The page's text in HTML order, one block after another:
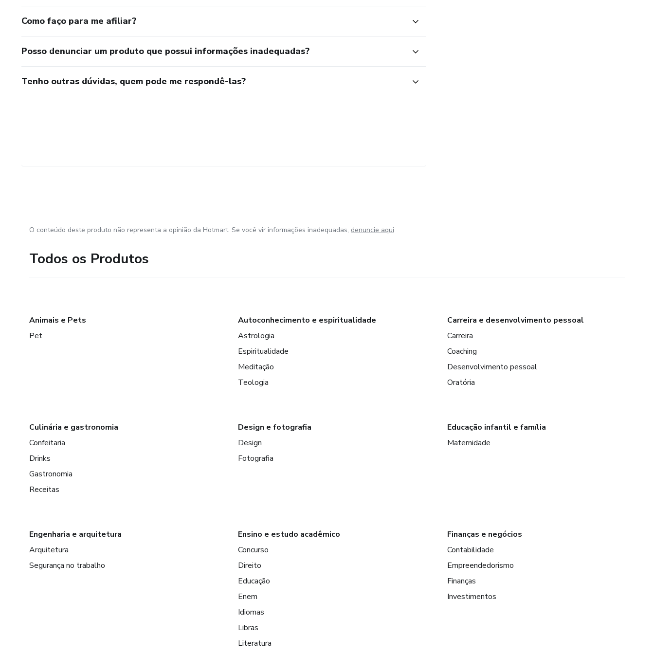
Como faço para me afiliar?
Posso denunciar um produto que possui informações inadequadas?
Tenho outras dúvidas, quem pode me respondê-las?
O conteúdo deste produto não representa a opinião da Hotmart. Se você vir informações inadequadas, denuncie aqui
Todos os Produtos
Animais e Pets
Pet
Autoconhecimento e espiritualidade
Astrologia
Espiritualidade
Meditação
Teologia
Carreira e desenvolvimento pessoal
Carreira
Coaching
Desenvolvimento pessoal
Oratória
Culinária e gastronomia
Confeitaria
Drinks
Gastronomia
Receitas
Design e fotografia
Design
Fotografia
Educação infantil e família
Maternidade
Engenharia e arquitetura
Arquitetura
Segurança no trabalho
Ensino e estudo acadêmico
Concurso
Direito
Educação
Enem
Idiomas
Libras
Literatura
Finanças e negócios
Contabilidade
Empreendedorismo
Finanças
Investimentos